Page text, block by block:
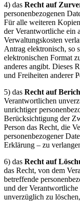
4) das Recht auf
personenbezogenen
Für alle weiteren
der Verantwortliche ein
Verwaltungskosten
Antrag elektronisch, so
elektronischen Format
anderes angibt. Dieses
und Freiheiten anderer
5) das Recht auf
Verantwortlichen
unrichtiger
Berücksichtigung der
Person das Recht, die
personenbezogener
Erklärung – zu
6) das Recht auf
das Recht, von dem
betreffende
und der Verantwortliche
unverzüglich zu